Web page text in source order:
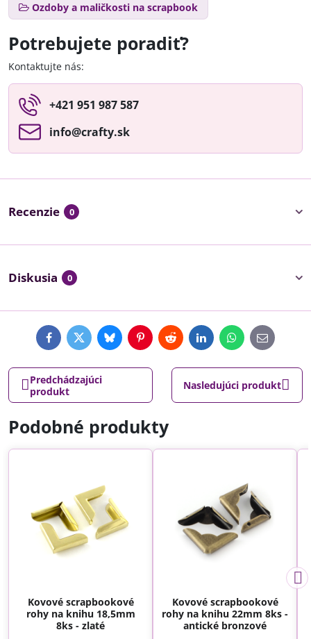
Ozdoby a maličkosti na scrapbook
Potrebujete poradiť?
Kontaktujte nás:
+421 951 987 587
info​@crafty​.sk
Recenzie 0
Diskusia 0
FacebookTwitterBlueskyPinterestRedditLinkedInWhatsApp
E-
mail
Predchádzajúci
produkt
Nasledujúci produkt
Podobné produkty
Kovové scrapbookové
rohy na knihu 18,5mm
8ks - zlaté
Kovové scrapbookové
rohy na knihu 22mm 8ks -
antické bronzové